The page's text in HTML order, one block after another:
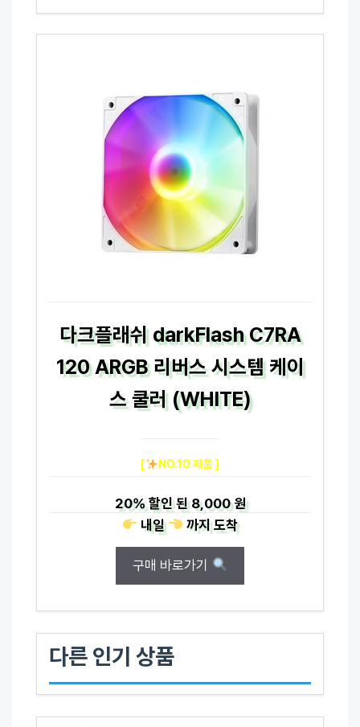
다크플래쉬 darkFlash C7RA
120 ARGB 리버스 시스템 케이
스 쿨러 (WHITE)
[ NO.10 제품 ]
20%할인 된8,000 원
내일
까지도착
구매 바로가기
다른 인기 상품